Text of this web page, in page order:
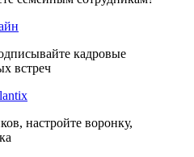
кадровые
встреч
настройте воронку,